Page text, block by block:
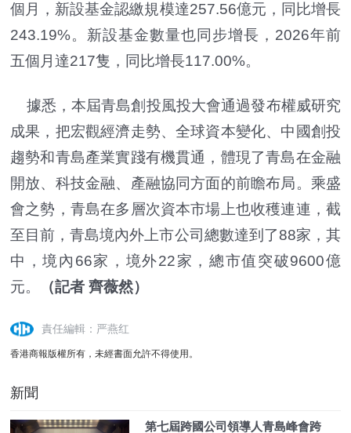
個月，新設基金認繳規模達257.56億元，同比增長
243.19%。新設基金數量也同步增長，2026年前
五個月達217隻，同比增長117.00%。
據悉，本屆青島創投風投大會通過發布權威研究
成果，把宏觀經濟走勢、全球資本變化、中國創投
趨勢和青島產業實踐有機貫通，體現了青島在金融
開放、科技金融、產融協同方面的前瞻布局。乘盛
會之勢，青島在多層次資本市場上也收穫連連，截
至目前，青島境內外上市公司總數達到了88家，其
中，境內66家，境外22家，總市值突破9600億
元。
（記者 齊薇然）
責任編輯：严燕红
香港商報版權所有，未經書面允許不得使用。
新聞
第七屆跨國公司領導人青島峰會跨